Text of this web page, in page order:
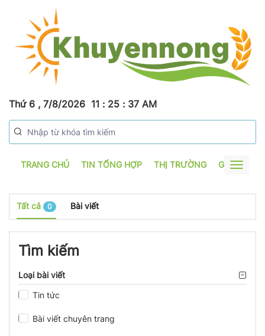
Thứ 6 , 7/8/2026 11 : 25 : 37 AM
TRANG CHỦ TIN TỔNG HỢP THỊ TRƯỜNG GƯƠNG
Toggle
Tất cả 0 Bài viết
Tìm kiếm
Loại bài viết
Tin tức
Bài viết chuyên trang